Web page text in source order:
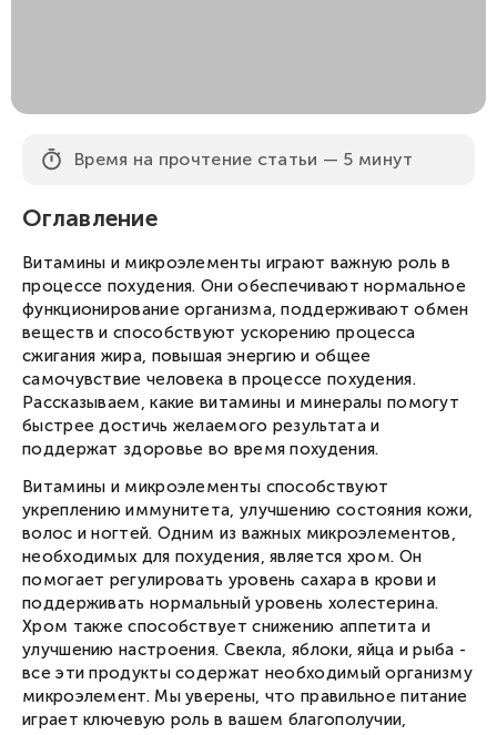
Время на прочтение статьи — 5 минут
Оглавление
Витамины и микроэлементы играют важную роль в
процессе похудения. Они обеспечивают нормальное
функционирование организма, поддерживают обмен
веществ и способствуют ускорению процесса
сжигания жира, повышая энергию и общее
самочувствие человека в процессе похудения.
Рассказываем, какие витамины и минералы помогут
быстрее достичь желаемого результата и
поддержат здоровье во время похудения.
Витамины и микроэлементы способствуют
укреплению иммунитета, улучшению состояния кожи,
волос и ногтей. Одним из важных микроэлементов,
необходимых для похудения, является хром. Он
помогает регулировать уровень сахара в крови и
поддерживать нормальный уровень холестерина.
Хром также способствует снижению аппетита и
улучшению настроения. Свекла, яблоки, яйца и рыба -
все эти продукты содержат необходимый организму
микроэлемент. Мы уверены, что правильное питание
играет ключевую роль в вашем благополучии,